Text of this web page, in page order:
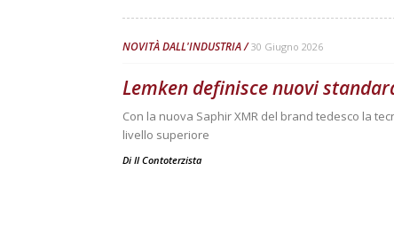
NOVITÀ DALL'INDUSTRIA 30 Giugno 2026
Lemken definisce nuovi
Con la nuova Saphir XMR del brand tedesco la
livello superiore
Di Il Contoterzista